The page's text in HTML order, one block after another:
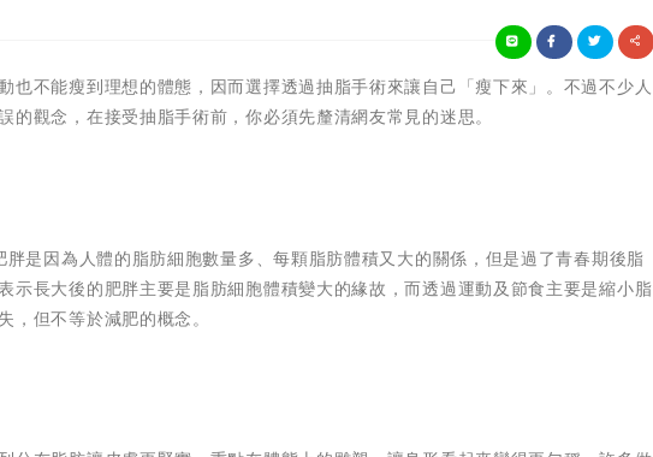
也不能瘦到理想的體態，因而選擇透過抽脂手術來讓自己「瘦下來」。不過不少人
觀念，在接受抽脂手術前，你必須先釐清網友常見的迷思。
是因為人體的脂肪細胞數量多、每顆脂肪體積又大的關係，但是過了青春期後脂
示長大後的肥胖主要是脂肪細胞體積變大的緣故，­而透過運動及節食主要是縮小脂
，但不等於減肥的概念。